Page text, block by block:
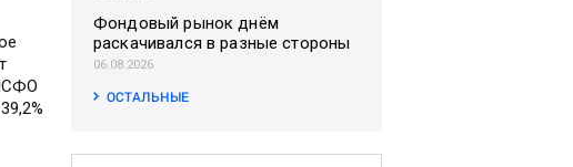
Фондовый рынок днём
раскачивался в разные стороны
06.08.2026
ОСТАЛЬНЫЕ